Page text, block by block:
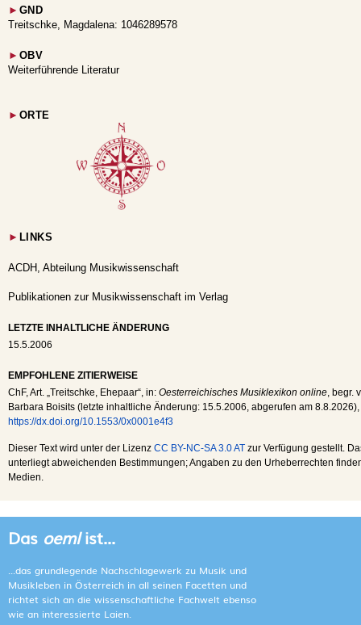
► GND
Treitschke, Magdalena: 1046289578
► OBV
Weiterführende Literatur
► ORTE
► LINKS
ACDH, Abteilung Musikwissenschaft
Publikationen zur Musikwissenschaft im Verlag
LETZTE INHALTLICHE ÄNDERUNG
15.5.2006
EMPFOHLENE ZITIERWEISE
ChF, Art. „Treitschke, Ehepaar“, in: Oesterreichisches Musiklexikon online, begr.
Barbara Boisits (letzte inhaltliche Änderung: 15.5.2006, abgerufen am 8.8.2026),
https://dx.doi.org/10.1553/0x0001e4f3
Dieser Text wird unter der Lizenz CC BY-NC-SA 3.0 AT zur Verfügung gestellt.
unterliegt abweichenden Bestimmungen; Angaben zu den Urheberrechten
Medien.
Das oemlist...
...das grundlegende Nachschlagewerk zu Musik und
Musikleben in Österreich in all seinen Facetten und
richtet sich an die wissenschaftliche Fachwelt ebenso
wie an interessierte Laien.